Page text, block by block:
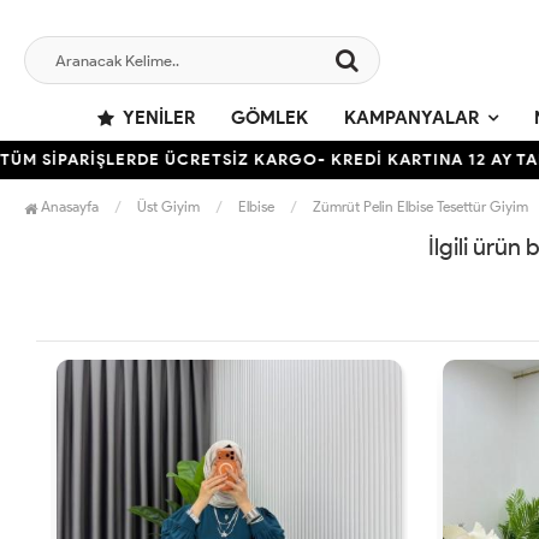
YENILER GÖMLEK KAMPANYALAR
SİPARİŞLERDE ÜCRETSİZ KARGO- KREDİ KARTINA 12 AY
Anasayfa Üst Giyim Elbise Zümrüt Pelin Elbise Tesettür Giyim
İlgili ürün